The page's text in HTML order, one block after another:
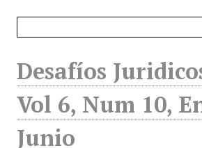
Desafíos
Vol 6, Num 10,
Junio